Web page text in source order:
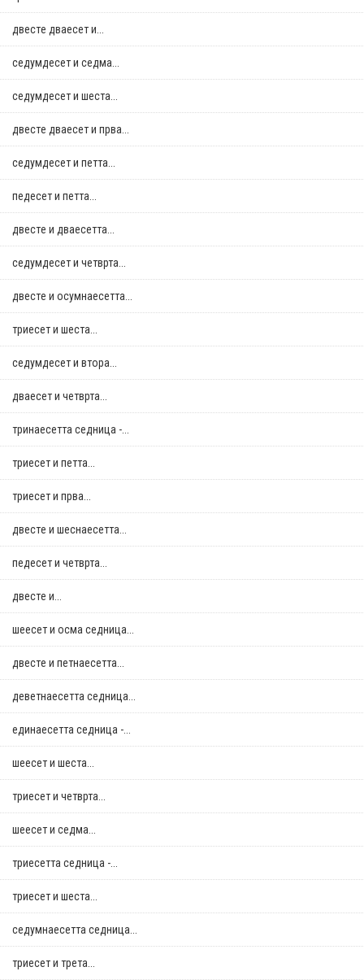
двестe дваесет и...
седумдесет и седма...
седумдесет и шеста...
двестe дваесет и прва...
седумдесет и петта...
педесет и петта...
двестe и дваесетта...
седумдесет и четврта...
двестe и осумнaесетта...
триесет и шеста...
седумдесет и втора...
дваесет и четврта...
тринаесетта седница -...
триесет и петта...
триесет и прва...
двестe и шеснаесетта...
педесет и четврта...
двестe и...
шеесет и осма седница...
двестe и петнаесетта...
деветнаесетта седница...
единаесетта седница -...
шеесет и шеста...
триесет и четврта...
шеесет и седма...
триесетта седница -...
триесет и шеста...
седумнаесетта седница...
триесет и трета...